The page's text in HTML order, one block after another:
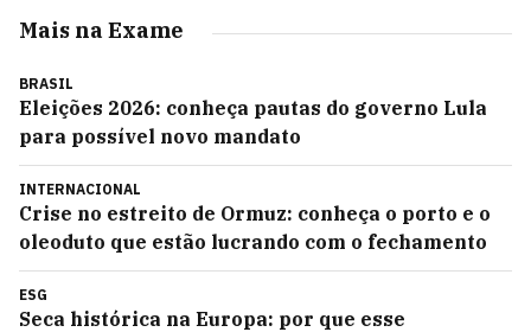
Mais na Exame
BRASIL
Eleições 2026: conheça pautas do governo Lula
para possível novo mandato
INTERNACIONAL
Crise no estreito de Ormuz: conheça o porto e o
oleoduto que estão lucrando com o fechamento
ESG
Seca histórica na Europa: por que esse